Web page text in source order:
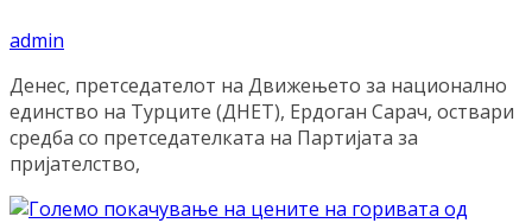
admin
Денес, претседателот на Движењето за национално
единство на Турците (ДНЕТ), Ердоган Сарач, оствари
средба со претседателката на Партијата за
пријателство,